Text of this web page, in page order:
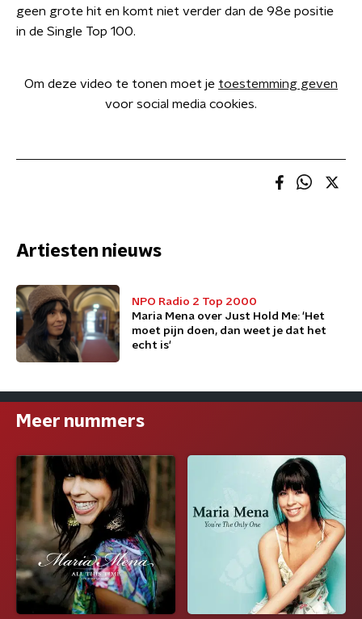
geen grote hit en komt niet verder dan de 98e positie
in de Single Top 100.
Om deze video te tonen moet je toestemming geven
voor social media cookies.
Artiesten nieuws
NPO Radio 2 Top 2000
Maria Mena over Just Hold Me: 'Het
moet pijn doen, dan weet je dat het
echt is'
Meer nummers